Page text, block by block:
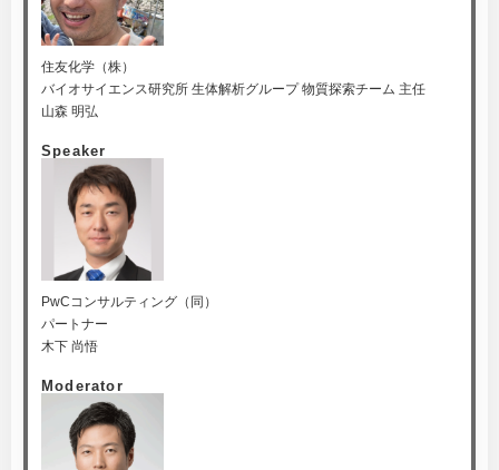
住友化学（株）
バイオサイエンス研究所 生体解析グループ 物質探索チーム 主任
山森 明弘
Speaker
PwCコンサルティング（同）
パートナー
木下 尚悟
Moderator